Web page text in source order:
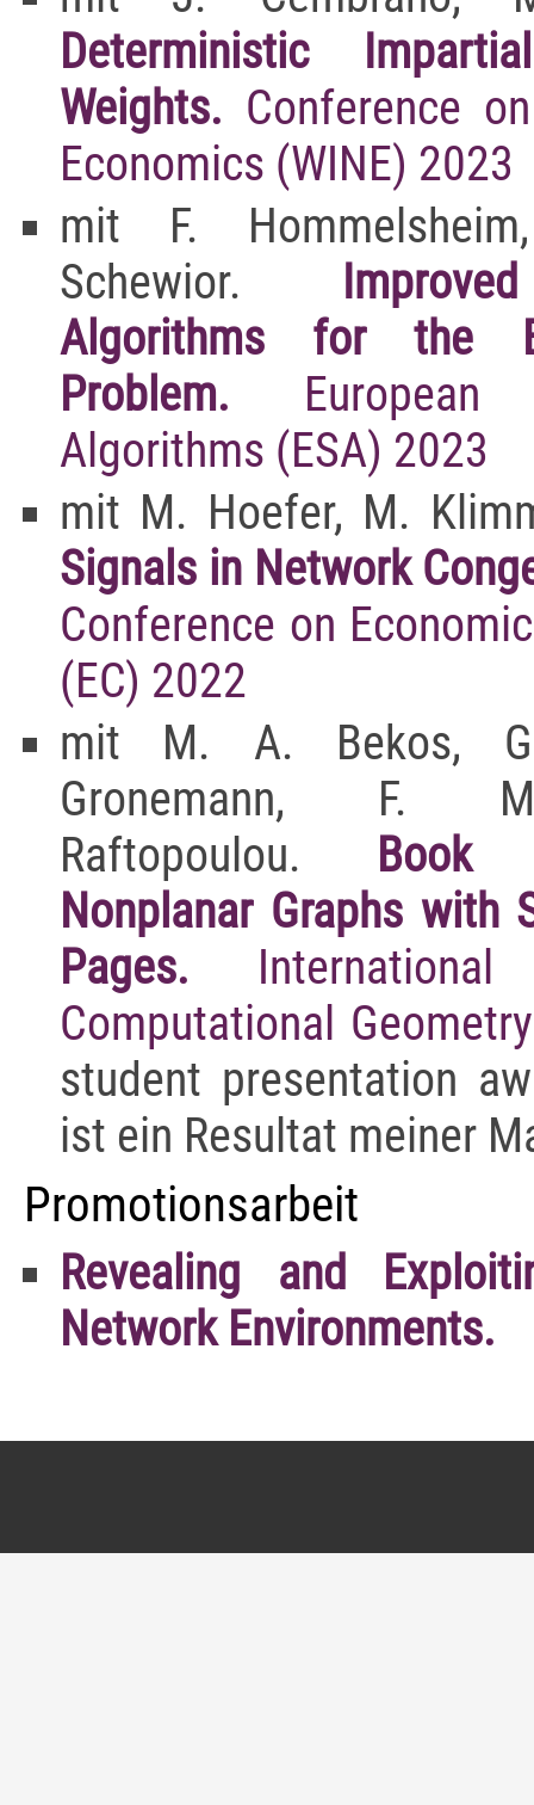
Deterministic
Weights. Conference
Economics (WINE) 2023
mit F.
Schewior.
Algorithms for the
Problem.
Algorithms (ESA) 2023
mit M. Hoefer, M.
Signals in Network
Conference on
(EC) 2022
mit M. A. Bekos,
Gronemann, F.
Raftopoulou.
Book
Nonplanar Graphs with
Pages.
Computational
student presentation
ist ein Resultat meiner
Promotionsarbeit
Revealing and
Network Environments.